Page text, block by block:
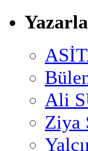
Ali
Ziya